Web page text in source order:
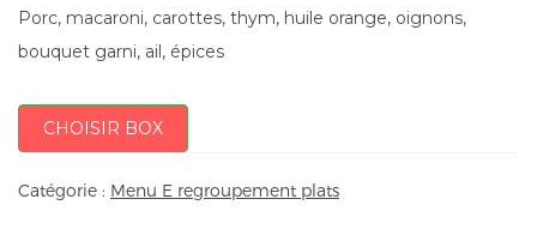
Porc, macaroni, carottes, thym, huile orange, oignons,
bouquet garni, ail, épices
CHOISIR BOX
Catégorie : Menu E regroupement plats